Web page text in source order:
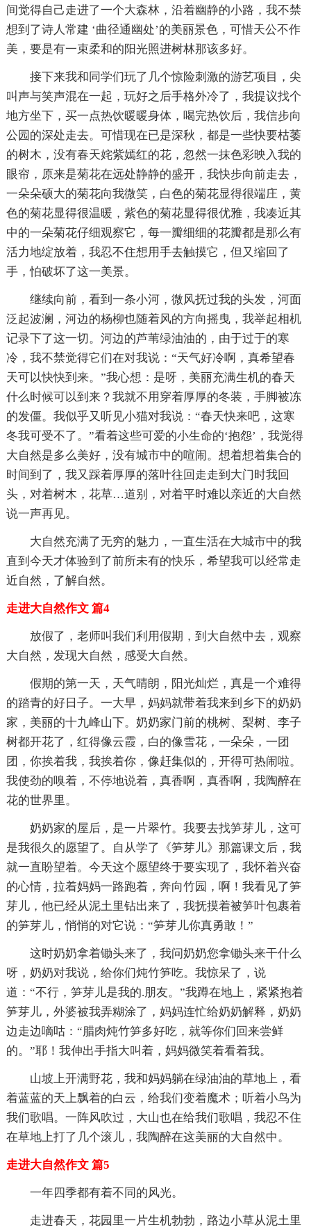
间觉得自己走进了一个大森林，沿着幽静的小路，我不禁
想到了诗人常建 ‘曲径通幽处’的美丽景色，可惜天公不作
美，要是有一束柔和的阳光照进树林那该多好。
接下来我和同学们玩了几个惊险刺激的游艺项目，尖
叫声与笑声混在一起，玩好之后手格外冷了，我提议找个
地方坐下，买一点热饮暖暖身体，喝完热饮后，我信步向
公园的深处走去。可惜现在已是深秋，都是一些快要枯萎
的树木，没有春天姹紫嫣红的花，忽然一抹色彩映入我的
眼帘，原来是菊花在远处静静的盛开，我快步向前走去，
一朵朵硕大的菊花向我微笑，白色的菊花显得很端庄，黄
色的菊花显得很温暖，紫色的菊花显得很优雅，我凑近其
中的一朵菊花仔细观察它，每一瓣细细的花瓣都是那么有
活力地绽放着，我忍不住想用手去触摸它，但又缩回了
手，怕破坏了这一美景。
继续向前，看到一条小河，微风抚过我的头发，河面
泛起波澜，河边的杨柳也随着风的方向摇曳，我举起相机
记录下了这一切。河边的芦苇绿油油的，由于过于的寒
冷，我不禁觉得它们在对我说：“天气好冷啊，真希望春
天可以快快到来。”我心想：是呀，美丽充满生机的春天
什么时候可以到来？我就不用穿着厚厚的冬装，手脚被冻
的发僵。我似乎又听见小猫对我说：“春天快来吧，这寒
冬我可受不了。”看着这些可爱的小生命的‘抱怨’，我觉得
大自然是多么美好，没有城市中的喧闹。想着想着集合的
时间到了，我又踩着厚厚的落叶往回走走到大门时我回
头，对着树木，花草…道别，对着平时难以亲近的大自然
说一声再见。
大自然充满了无穷的魅力，一直生活在大城市中的我
直到今天才体验到了前所未有的快乐，希望我可以经常走
近自然，了解自然。
走进大自然作文 篇4
放假了，老师叫我们利用假期，到大自然中去，观察
大自然，发现大自然，感受大自然。
假期的第一天，天气晴朗，阳光灿烂，真是一个难得
的踏青的好日子。一大早，妈妈就带着我来到乡下的奶奶
家，美丽的十九峰山下。奶奶家门前的桃树、梨树、李子
树都开花了，红得像云霞，白的像雪花，一朵朵，一团
团，你挨着我，我挨着你，像赶集似的，开得可热闹啦。
我使劲的嗅着，不停地说着，真香啊，真香啊，我陶醉在
花的世界里。
奶奶家的屋后，是一片翠竹。我要去找笋芽儿，这可
是我很久的愿望了。自从学了《笋芽儿》那篇课文后，我
就一直盼望着。今天这个愿望终于要实现了，我怀着兴奋
的心情，拉着妈妈一路跑着，奔向竹园，啊！我看见了笋
芽儿，他已经从泥土里钻出来了，我抚摸着被笋叶包裹着
的笋芽儿，悄悄的对它说：“笋芽儿你真勇敢！”
这时奶奶拿着锄头来了，我问奶奶您拿锄头来干什么
呀，奶奶对我说，给你们炖竹笋吃。我惊呆了，说
道：“不行，笋芽儿是我的.朋友。”我蹲在地上，紧紧抱着
笋芽儿，外婆被我弄糊涂了，妈妈连忙给奶奶解释，奶奶
边走边嘀咕：“腊肉炖竹笋多好吃，就等你们回来尝鲜
的。”耶！我伸出手指大叫着，妈妈微笑着看着我。
山坡上开满野花，我和妈妈躺在绿油油的草地上，看
着蓝蓝的天上飘着的白云，给我们变着魔术；听着小鸟为
我们歌唱。一阵风吹过，大山也在给我们歌唱，我忍不住
在草地上打了几个滚儿，我陶醉在这美丽的大自然中。
走进大自然作文 篇5
一年四季都有着不同的风光。
走进春天，花园里一片生机勃勃，路边小草从泥土里